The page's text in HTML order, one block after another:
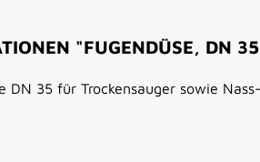
"FUGENDÜSE, DN
DN 35 für Trockensauger sowie